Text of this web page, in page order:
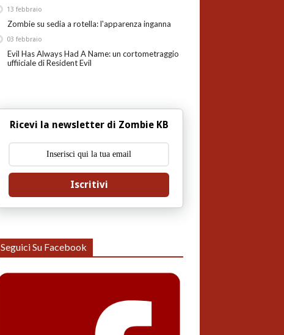
Zombie su sedia a rotella: l'apparenza inganna
13 febbraio
Evil Has Always Had A Name: un cortometraggio
uffiiciale di Resident Evil
03 febbraio
Ricevi la newsletter di Zombie KB
Iscritivi
Seguici Su Facebook